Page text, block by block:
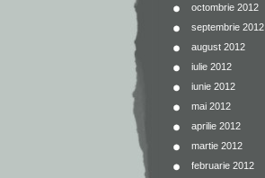
octombrie 2012
septembrie 2012
august 2012
iulie 2012
iunie 2012
mai 2012
aprilie 2012
martie 2012
februarie 2012